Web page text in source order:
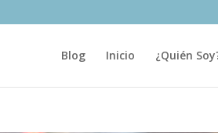
Blog Inicio ¿Quién